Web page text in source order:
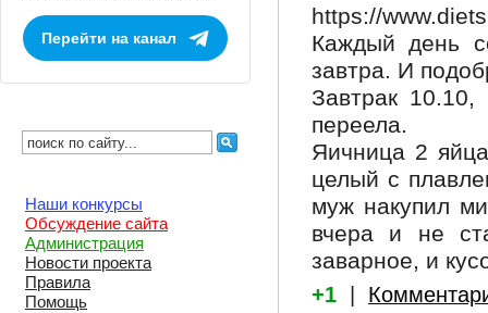
https://
Каждый день
завтра. И
Завтрак 10.10,
переела.
Яичница 2
целый с
муж накупил
вчера и не
заварное, и
+1
Перейти на канал
Наши конкурсы
Обсуждение сайта
Администрация
Новости проекта
Правила
Помощь